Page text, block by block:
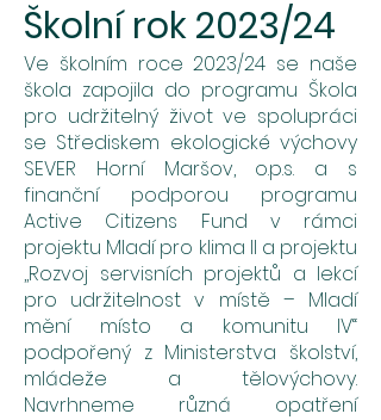
Školní rok 2023/24
Ve školním roce 2023/24 se naše
škola zapojila do programu Škola
pro udržitelný život ve spolupráci
se Střediskem ekologické výchovy
SEVER Horní Maršov, o.p.s. a s
finanční podporou programu
Active Citizens Fund v rámci
projektu Mladí pro klima II a projektu
,,Rozvoj servisních projektů a lekcí
pro udržitelnost v místě – Mladí
mění místo a komunitu IV“
podpořený z Ministerstva školství,
mládeže a tělovýchovy.
Navrhneme různá opatření